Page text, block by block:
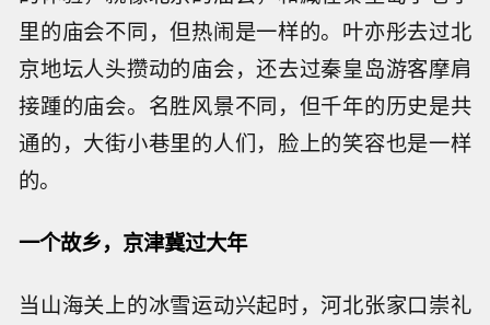
里的庙会不同，但热闹是一样的。叶亦彤去过北
京地坛人头攒动的庙会，还去过秦皇岛游客摩肩
接踵的庙会。名胜风景不同，但千年的历史是共
通的，大街小巷里的人们，脸上的笑容也是一样
的。
一个故乡，京津冀过大年
当山海关上的冰雪运动兴起时，河北张家口崇礼